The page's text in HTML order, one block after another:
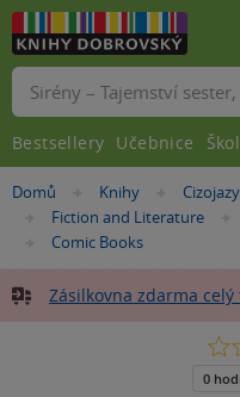
Nacházíte
Domů »Knihy »
»
Fiction and Literature
»
Comic Books
Zásilkovna zdarma celý
0.0
5
0
Vyhledávání
Bestsellery Učebnice